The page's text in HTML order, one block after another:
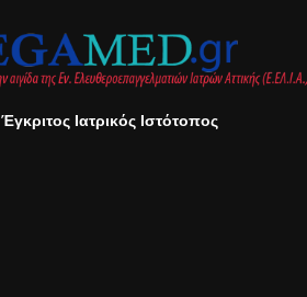
Έγκριτος Ιατρικός Ιστότοπος